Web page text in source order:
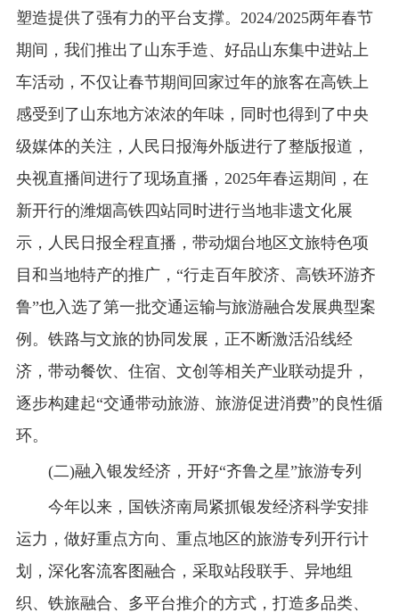
塑造提供了强有力的平台支撑。2024/2025两年春节
期间，我们推出了山东手造、好品山东集中进站上
车活动，不仅让春节期间回家过年的旅客在高铁上
感受到了山东地方浓浓的年味，同时也得到了中央
级媒体的关注，人民日报海外版进行了整版报道，
央视直播间进行了现场直播，2025年春运期间，在
新开行的潍烟高铁四站同时进行当地非遗文化展
示，人民日报全程直播，带动烟台地区文旅特色项
目和当地特产的推广，“行走百年胶济、高铁环游齐
鲁”也入选了第一批交通运输与旅游融合发展典型案
例。铁路与文旅的协同发展，正不断激活沿线经
济，带动餐饮、住宿、文创等相关产业联动提升，
逐步构建起“交通带动旅游、旅游促进消费”的良性循
环。
(二)融入银发经济，开好“齐鲁之星”旅游专列
今年以来，国铁济南局紧抓银发经济科学安排
运力，做好重点方向、重点地区的旅游专列开行计
划，深化客流客图融合，采取站段联手、异地组
织、铁旅融合、多平台推介的方式，打造多品类、